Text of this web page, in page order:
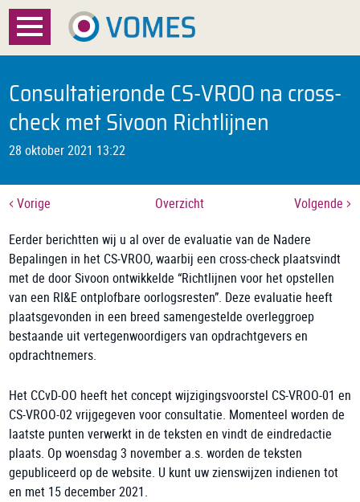
Menu
Over VOMES
Certificatie
Registratie
Documenten
Nieuws
FAQ
Contact
Consultatieronde CS-VROO na cross-
check met Sivoon Richtlijnen
28 oktober 2021 13:22
Vorige Overzicht Volgende
Eerder berichtten wij u al over de evaluatie van de Nadere
Bepalingen in het CS-VROO, waarbij een cross-check plaatsvindt
met de door Sivoon ontwikkelde “Richtlijnen voor het opstellen
van een RI&E ontplofbare oorlogsresten”. Deze evaluatie heeft
plaatsgevonden in een breed samengestelde overleggroep
bestaande uit vertegenwoordigers van opdrachtgevers en
opdrachtnemers.
Het CCvD-OO heeft het concept wijzigingsvoorstel CS-VROO-01 en
CS-VROO-02 vrijgegeven voor consultatie. Momenteel worden de
laatste punten verwerkt in de teksten en vindt de eindredactie
plaats. Op woensdag 3 november a.s. worden de teksten
gepubliceerd op de website. U kunt uw zienswijzen indienen tot
en met 15 december 2021.